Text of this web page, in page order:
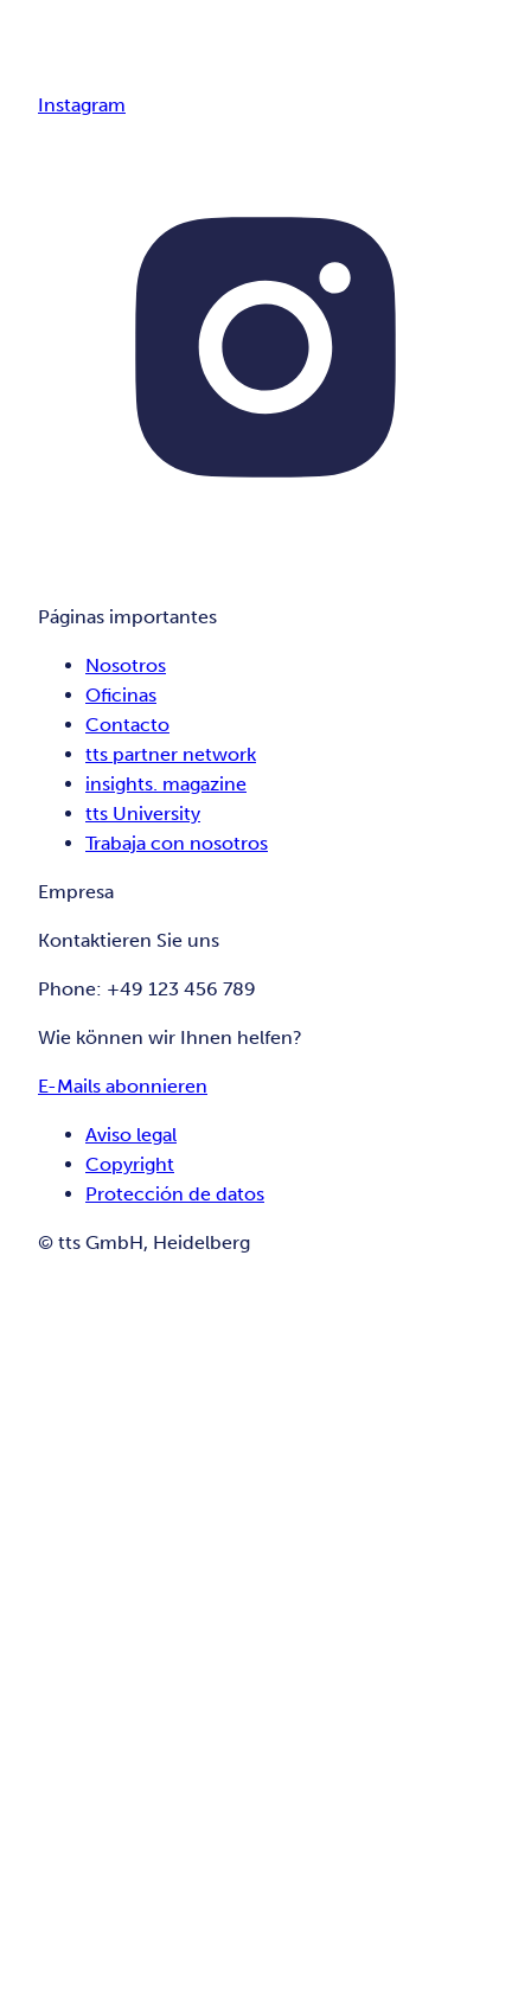
Instagram
Páginas importantes
Nosotros
Oficinas
Contacto
tts partner network
insights. magazine
tts University
Trabaja con nosotros
Empresa
Kontaktieren Sie uns
Phone: +49 123 456 789
Wie können wir Ihnen helfen?
E-Mails abonnieren
Aviso legal
Copyright
Protección de datos
© tts GmbH, Heidelberg